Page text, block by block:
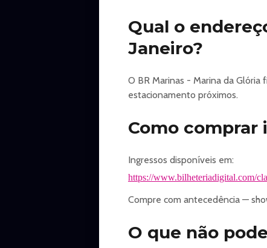
Qual o
Janeiro?
O BR Marinas - Marina da
estacionamento próximos.
Como comprar
Ingressos disponíveis em:
https://www.bilheteriadigital.com/
Compre com antecedência —
O que não